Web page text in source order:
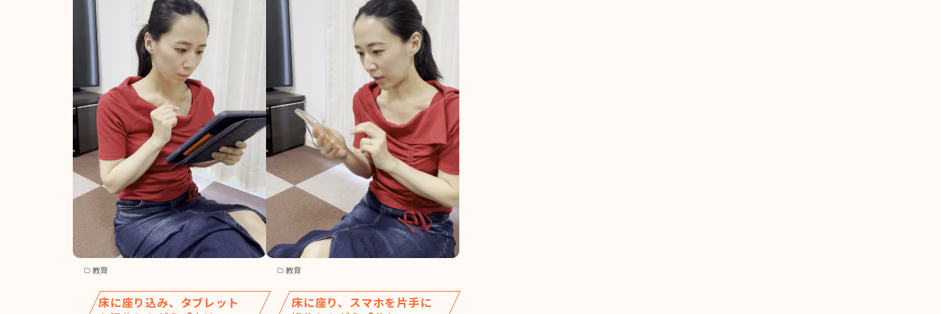
教育
床に座り込み、タブレット
教育
床に座り、スマホを片手に